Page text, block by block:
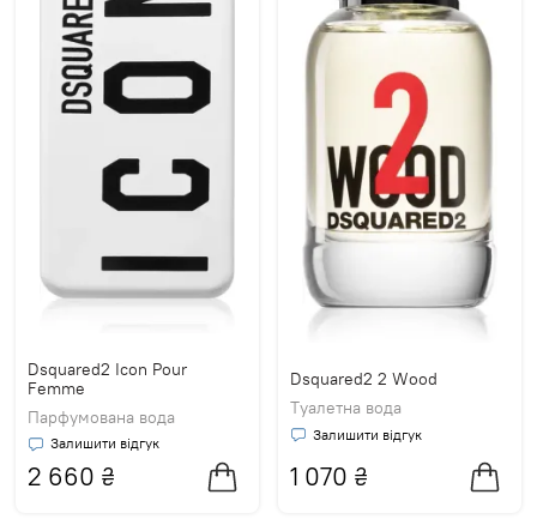
Dsquared2 Icon Pour
Femme
Парфумована вода
Залишити відгук
2 660 ₴
Dsquared2 2 Wood
Туалетна вода
Залишити відгук
1 070 ₴